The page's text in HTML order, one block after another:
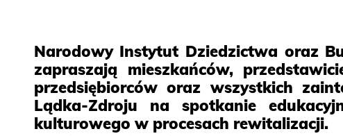
Narodowy Instytut Dziedzictwa oraz
zapraszają mieszkańców,
przedsiębiorców oraz wszystkich
Lądka-Zdroju na spotkanie
kulturowego w procesach rewitalizacji.